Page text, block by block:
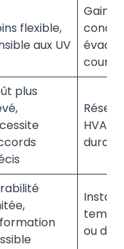
flexible,
aux UV
Gaines
plus
HVAC
ou